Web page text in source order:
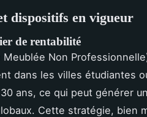
dispositifs en vigueur
de rentabilité
Meublée Non
dans les villes étudiantes
ans, ce qui peut générer un
Cette stratégie, bien